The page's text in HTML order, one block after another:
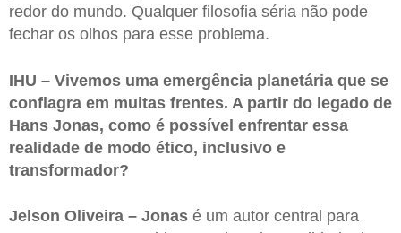
redor do mundo. Qualquer filosofia séria não pode
fechar os olhos para esse problema.
IHU – Vivemos uma emergência planetária que se
conflagra em muitas frentes. A partir do legado de
Hans Jonas, como é possível enfrentar essa
realidade de modo ético, inclusivo e
transformador?
Jelson Oliveira – Jonas é um autor central para